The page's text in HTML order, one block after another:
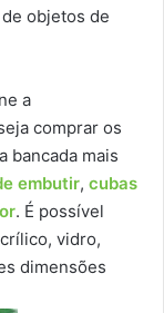
objetos de
a
comprar os
bancada mais
embutir, cubas
. É possível
vidro,
dimensões